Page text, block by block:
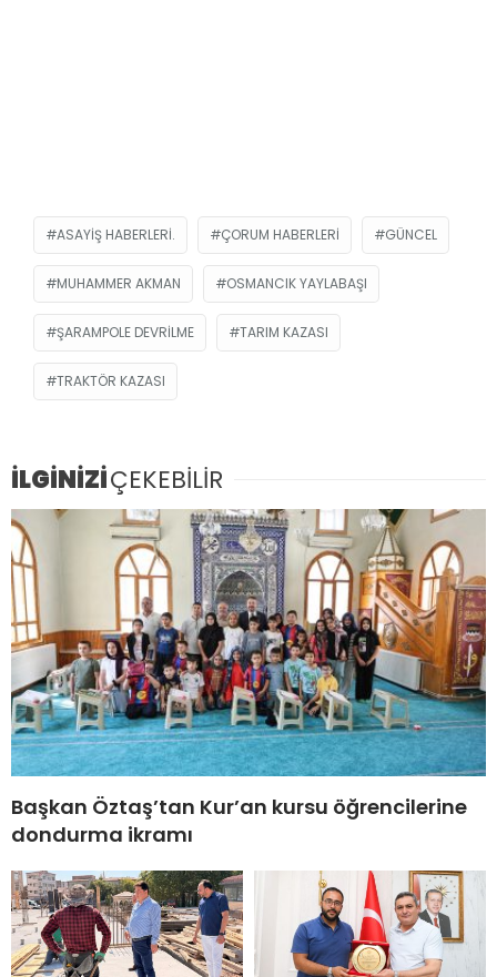
ASAYIŞ HABERLERI. ÇORUM HABERLERI GÜNCEL
MUHAMMER AKMAN OSMANCIK YAYLABAŞI
ŞARAMPOLE DEVRILME TARIM KAZASI
TRAKTÖR KAZASI
İLGİNİZİÇEKEBİLİR
Başkan Öztaş’tan Kur’an kursu öğrencilerine
dondurma ikramı